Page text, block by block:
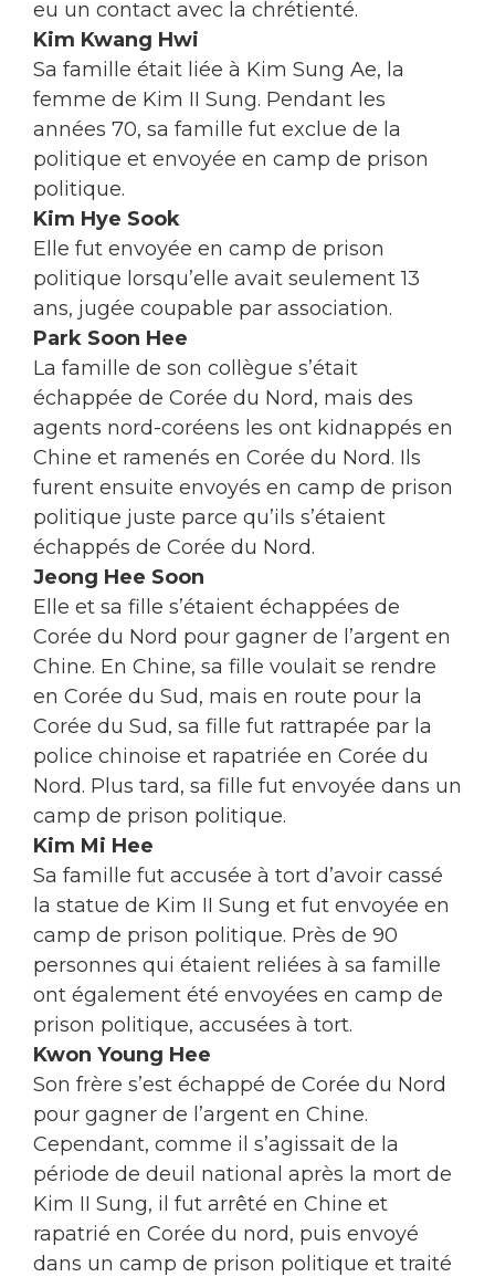
eu un contact avec la chrétienté.
Kim Kwang Hwi
Sa famille était liée à Kim Sung Ae, la
femme de Kim II Sung. Pendant les
années 70, sa famille fut exclue de la
politique et envoyée en camp de prison
politique.
Kim Hye Sook
Elle fut envoyée en camp de prison
politique lorsqu’elle avait seulement 13
ans, jugée coupable par association.
Park Soon Hee
La famille de son collègue s’était
échappée de Corée du Nord, mais des
agents nord-coréens les ont kidnappés en
Chine et ramenés en Corée du Nord. Ils
furent ensuite envoyés en camp de prison
politique juste parce qu’ils s’étaient
échappés de Corée du Nord.
Jeong Hee Soon
Elle et sa fille s’étaient échappées de
Corée du Nord pour gagner de l’argent en
Chine. En Chine, sa fille voulait se rendre
en Corée du Sud, mais en route pour la
Corée du Sud, sa fille fut rattrapée par la
police chinoise et rapatriée en Corée du
Nord. Plus tard, sa fille fut envoyée dans un
camp de prison politique.
Kim Mi Hee
Sa famille fut accusée à tort d’avoir cassé
la statue de Kim II Sung et fut envoyée en
camp de prison politique. Près de 90
personnes qui étaient reliées à sa famille
ont également été envoyées en camp de
prison politique, accusées à tort.
Kwon Young Hee
Son frère s’est échappé de Corée du Nord
pour gagner de l’argent en Chine.
Cependant, comme il s’agissait de la
période de deuil national après la mort de
Kim II Sung, il fut arrêté en Chine et
rapatrié en Corée du nord, puis envoyé
dans un camp de prison politique et traité